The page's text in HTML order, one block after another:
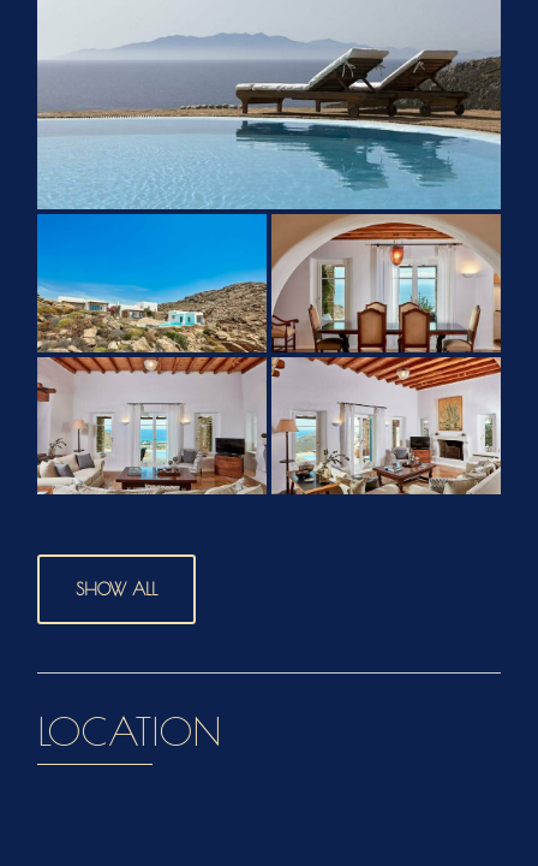
SHOW ALL
LOCATION